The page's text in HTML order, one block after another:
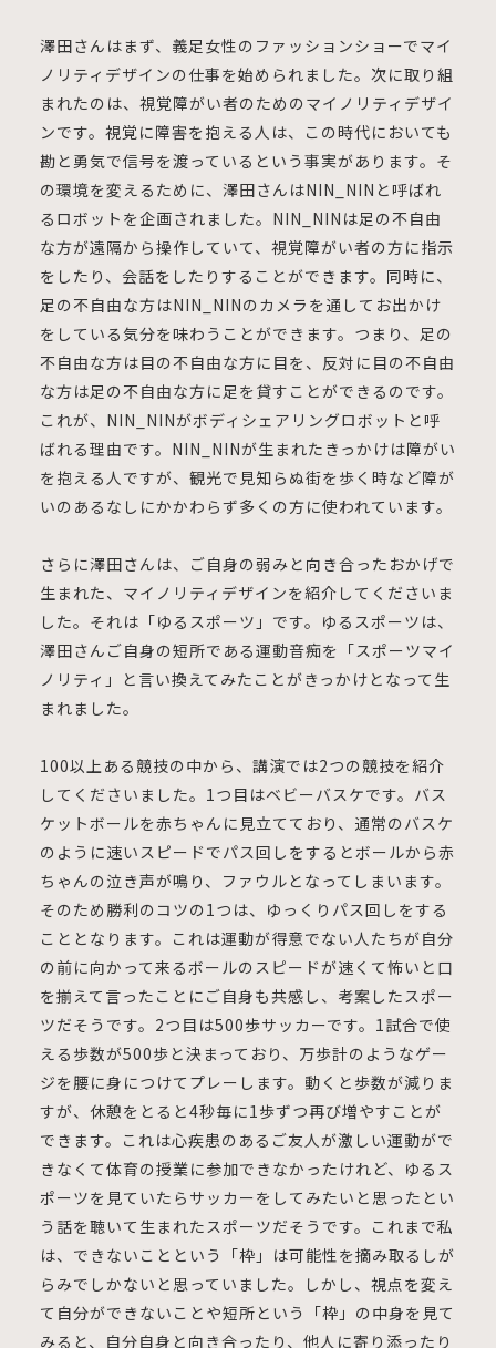
澤田さんはまず、義足女性のファッションショーでマイ
ノリティデザインの仕事を始められました。次に取り組
まれたのは、視覚障がい者のためのマイノリティデザイ
ンです。視覚に障害を抱える人は、この時代においても
勘と勇気で信号を渡っているという事実があります。そ
の環境を変えるために、澤田さんはNIN_NINと呼ばれ
るロボットを企画されました。NIN_NINは足の不自由
な方が遠隔から操作していて、視覚障がい者の方に指示
をしたり、会話をしたりすることができます。同時に、
足の不自由な方はNIN_NINのカメラを通してお出かけ
をしている気分を味わうことができます。つまり、足の
不自由な方は目の不自由な方に目を、反対に目の不自由
な方は足の不自由な方に足を貸すことができるのです。
これが、NIN_NINがボディシェアリングロボットと呼
ばれる理由です。NIN_NINが生まれたきっかけは障がい
を抱える人ですが、観光で見知らぬ街を歩く時など障が
いのあるなしにかかわらず多くの方に使われています。
さらに澤田さんは、ご自身の弱みと向き合ったおかげで
生まれた、マイノリティデザインを紹介してくださいま
した。それは「ゆるスポーツ」です。ゆるスポーツは、
澤田さんご自身の短所である運動音痴を「スポーツマイ
ノリティ」と言い換えてみたことがきっかけとなって生
まれました。
100以上ある競技の中から、講演では2つの競技を紹介
してくださいました。1つ目はベビーバスケです。バス
ケットボールを赤ちゃんに見立てており、通常のバスケ
のように速いスピードでパス回しをするとボールから赤
ちゃんの泣き声が鳴り、ファウルとなってしまいます。
そのため勝利のコツの1つは、ゆっくりパス回しをする
こととなります。これは運動が得意でない人たちが自分
の前に向かって来るボールのスピードが速くて怖いと口
を揃えて言ったことにご自身も共感し、考案したスポー
ツだそうです。2つ目は500歩サッカーです。1試合で使
える歩数が500歩と決まっており、万歩計のようなゲー
ジを腰に身につけてプレーします。動くと歩数が減りま
すが、休憩をとると4秒毎に1歩ずつ再び増やすことが
できます。これは心疾患のあるご友人が激しい運動がで
きなくて体育の授業に参加できなかったけれど、ゆるス
ポーツを見ていたらサッカーをしてみたいと思ったとい
う話を聴いて生まれたスポーツだそうです。これまで私
は、できないことという「枠」は可能性を摘み取るしが
らみでしかないと思っていました。しかし、視点を変え
て自分ができないことや短所という「枠」の中身を見て
みると、自分自身と向き合ったり、他人に寄り添ったり